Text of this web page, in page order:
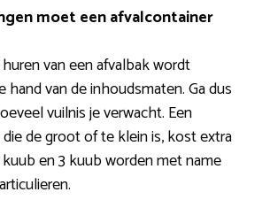
moet een afvalcontainer
van een afvalbak wordt
hand van de inhoudsmaten. Ga dus
vuilnis je verwacht. Een
de groot of te klein is, kost extra
en 3 kuub worden met name